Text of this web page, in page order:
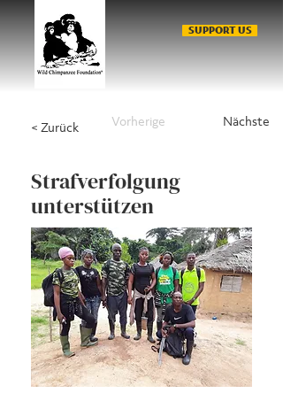
SUPPORT US
< Zurück Vorherige Nächste
Strafverfolgung
unterstützen